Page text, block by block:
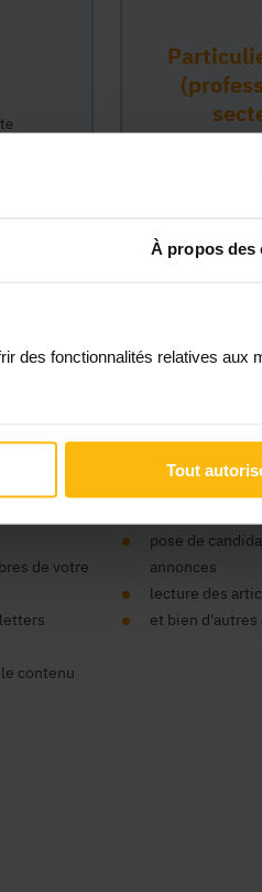
À propos des
des fonctionnalités relatives aux
Tout
aux
de
à cet
Vous
secteur
compte
de votre
contenu
Vos
consultation
pose de
annonces
lecture des
et bien d'autres